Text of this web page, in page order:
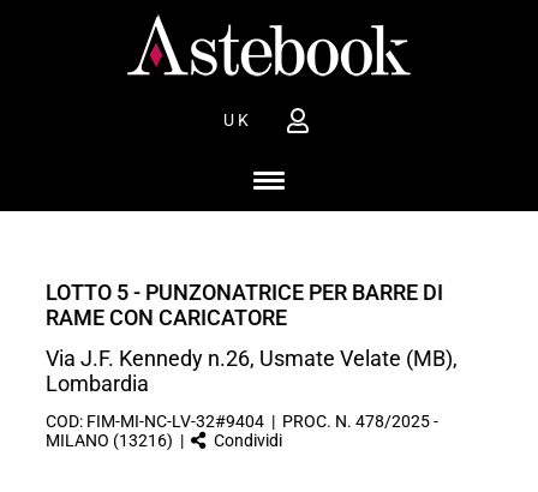
UK
LOTTO 5 - PUNZONATRICE PER BARRE DI
RAME CON CARICATORE
Via J.F. Kennedy n.26, Usmate Velate (MB),
Lombardia
COD: FIM-MI-NC-LV-32#9404 | PROC. N. 478/2025 -
MILANO (13216) |
Condividi